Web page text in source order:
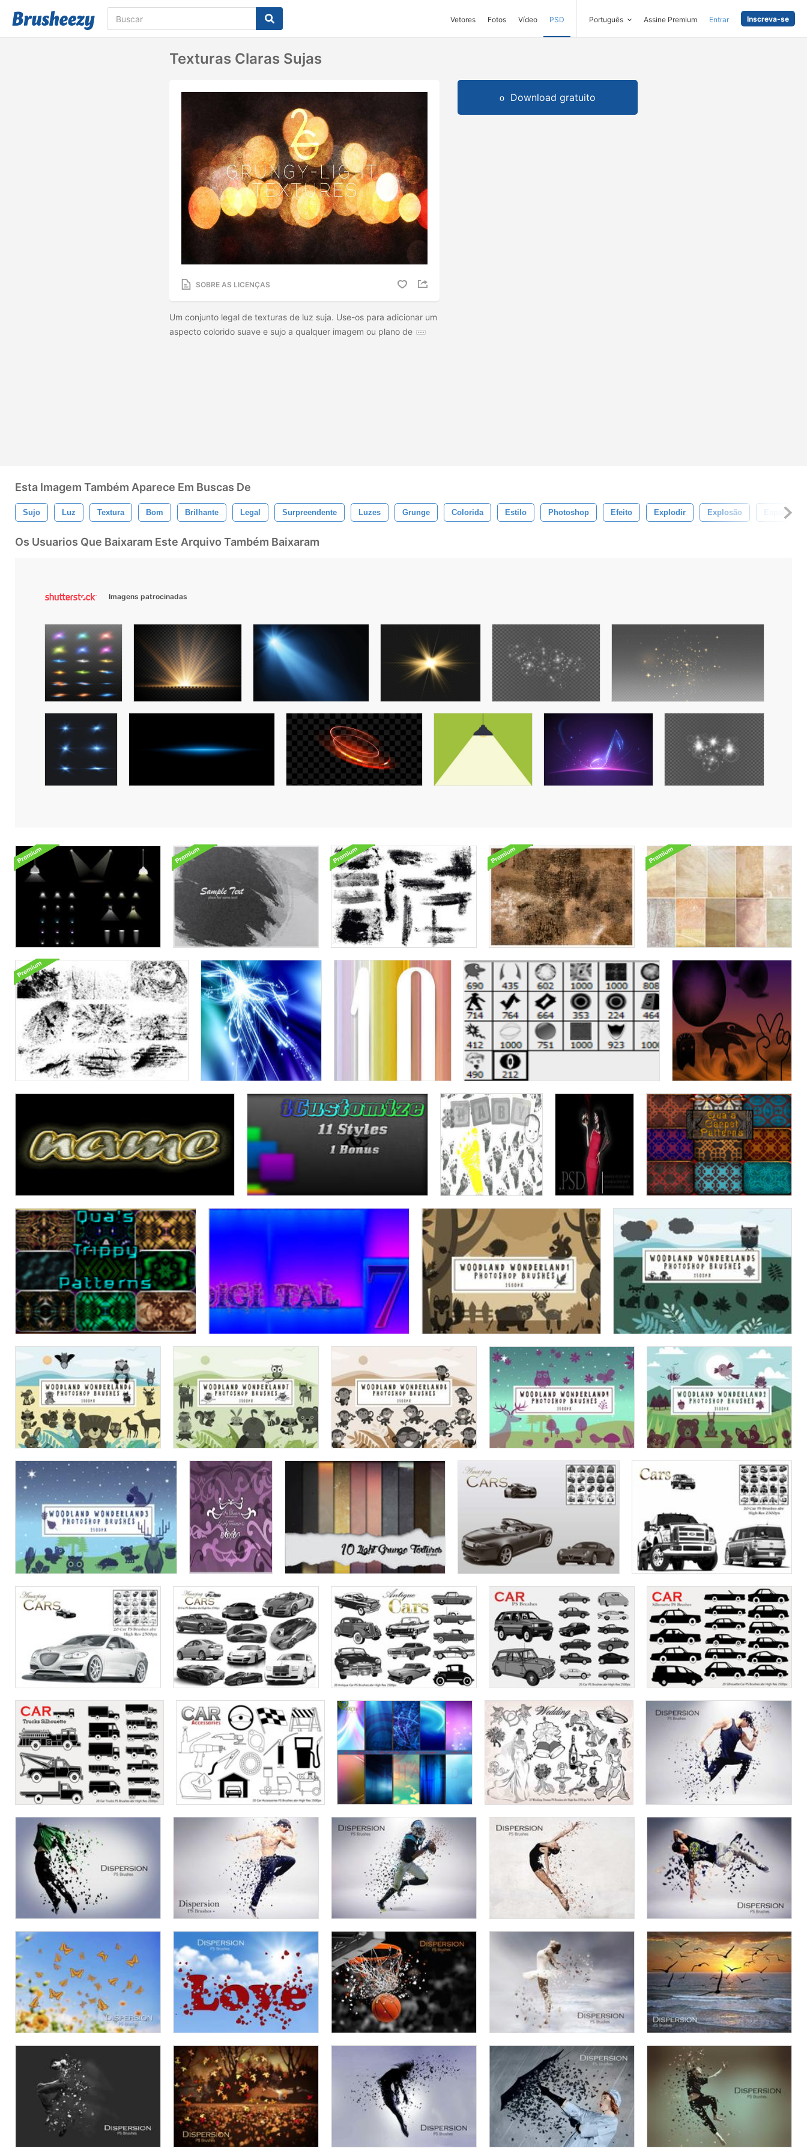
Vetores Fotos Vídeo PSD Português Assine Premium Entrar Inscreva-se
Texturas Claras Sujas
SOBRE AS LICENÇAS
Um conjunto legal de texturas de luz suja. Use-os para adicionar um
aspecto colorido suave e sujo a qualquer imagem ou plano de
Download gratuito
Esta Imagem Também Aparece Em Buscas De
Sujo Luz Textura Bom Brilhante Legal Surpreendente Luzes Grunge Colorida Estilo Photoshop Efeito Explodir Explosão Espalhados
Os Usuarios Que Baixaram Este Arquivo Também Baixaram
Imagens patrocinadas